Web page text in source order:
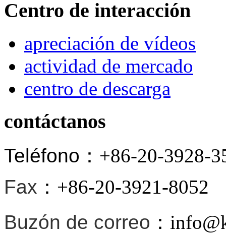
Centro de interacción
apreciación de vídeos
actividad de mercado
centro de descarga
contáctanos
Teléfono ：+86-20-3928-
Fax ：+86-20-3921-8052
Buzón de correo ：